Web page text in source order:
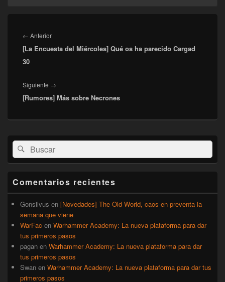
de
entradas
← AnteriorEntrada
anterior:
[La Encuesta del Miércoles] Qué os ha parecido Cargad
30
Siguiente →
siguiente:
[Rumores] Más sobre Necrones
El
área
de
widget
lateral
primaria
Buscar
por:
Buscar
Comentarios recientes
Gonsilvus en [Novedades] The Old World, caos en preventa la
semana que viene
WarFac en Warhammer Academy: La nueva plataforma para dar
tus primeros pasos
pagan en Warhammer Academy: La nueva plataforma para dar
tus primeros pasos
Swan en Warhammer Academy: La nueva plataforma para dar tus
primeros pasos